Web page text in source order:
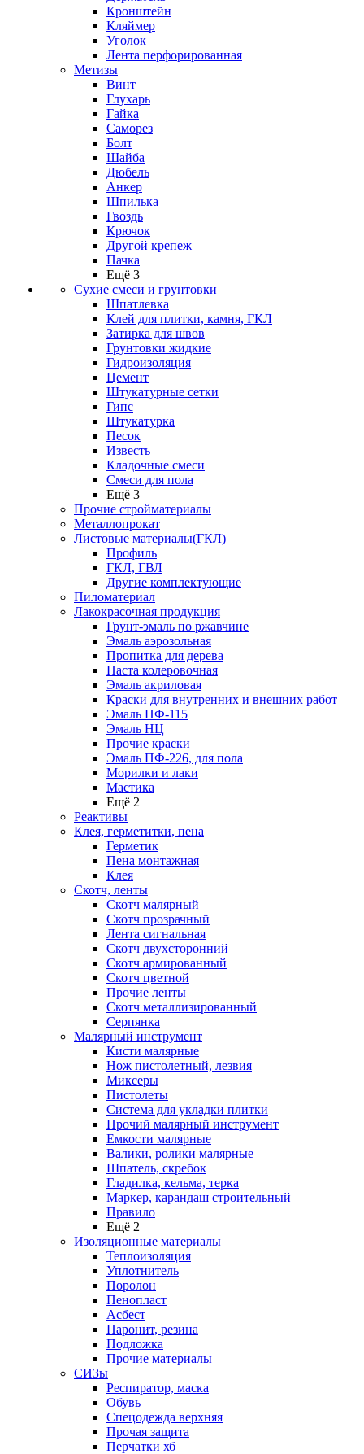
Кронштейн
Кляймер
Уголок
Лента перфорированная
Метизы
Винт
Глухарь
Гайка
Саморез
Болт
Шайба
Дюбель
Анкер
Шпилька
Гвоздь
Крючок
Другой крепеж
Пачка
Ещё 3
Сухие смеси и грунтовки
Шпатлевка
Клей для плитки, камня, ГКЛ
Затирка для швов
Грунтовки жидкие
Гидроизоляция
Цемент
Штукатурные сетки
Гипс
Штукатурка
Песок
Известь
Кладочные смеси
Смеси для пола
Ещё 3
Прочие стройматериалы
Металлопрокат
Листовые материалы(ГКЛ)
Профиль
ГКЛ, ГВЛ
Другие комплектующие
Пиломатериал
Лакокрасочная продукция
Грунт-эмаль по ржавчине
Эмаль аэрозольная
Пропитка для дерева
Паста колеровочная
Эмаль акриловая
Краски для внутренних и внешних работ
Эмаль ПФ-115
Эмаль НЦ
Прочие краски
Эмаль ПФ-226, для пола
Морилки и лаки
Мастика
Ещё 2
Реактивы
Клея, герметитки, пена
Герметик
Пена монтажная
Клея
Скотч, ленты
Скотч малярный
Скотч прозрачный
Лента сигнальная
Скотч двухсторонний
Скотч армированный
Скотч цветной
Прочие ленты
Скотч металлизированный
Серпянка
Малярный инструмент
Кисти малярные
Нож пистолетный, лезвия
Миксеры
Пистолеты
Система для укладки плитки
Прочий малярный инструмент
Емкости малярные
Валики, ролики малярные
Шпатель, скребок
Гладилка, кельма, терка
Маркер, карандаш строительный
Правило
Ещё 2
Изоляционные материалы
Теплоизоляция
Уплотнитель
Поролон
Пенопласт
Асбест
Паронит, резина
Подложка
Прочие материалы
СИЗы
Респиратор, маска
Обувь
Спецодежда верхняя
Прочая защита
Перчатки хб